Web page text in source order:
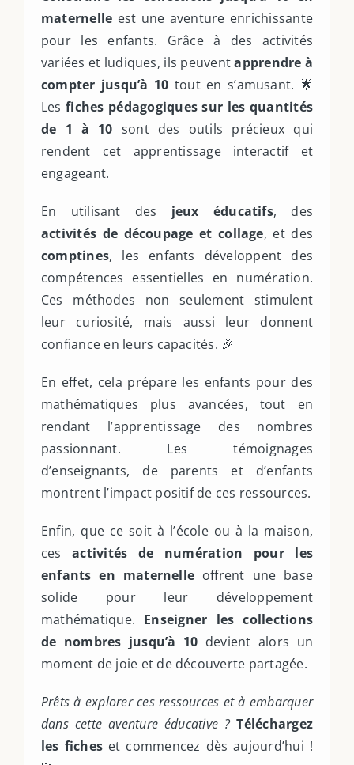
maternelle est une aventure enrichissante
pour les enfants. Grâce à des activités
variées et ludiques, ils peuventapprendre à
compter jusqu’à 10 tout en s’amusant. 🌟
Lesfiches pédagogiques sur les quantités
de 1 à 10 sont des outils précieux qui
rendent cet apprentissage interactif et
engageant.
En utilisant des jeux éducatifs, des
activités de découpage et collage, et des
comptines, les enfants développent des
compétences essentielles en numération.
Ces méthodes non seulement stimulent
leur curiosité, mais aussi leur donnent
confiance en leurs capacités. 🎉
En effet, cela prépare les enfants pour des
mathématiques plus avancées, tout en
rendant l’apprentissage des nombres
passionnant. Les témoignages
d’enseignants, de parents et d’enfants
montrent l’impact positif de ces ressources.
Enfin, que ce soit à l’école ou à la maison,
cesactivités de numération pour les
enfants en maternelle offrent une base
solide pour leur développement
mathématique. Enseigner les collections
de nombres jusqu’à 10 devient alors un
moment de joie et de découverte partagée.
Prêts à explorer ces ressources et à embarquer
dans cette aventure éducative ? Téléchargez
les fiches et commencez dès aujourd’hui !